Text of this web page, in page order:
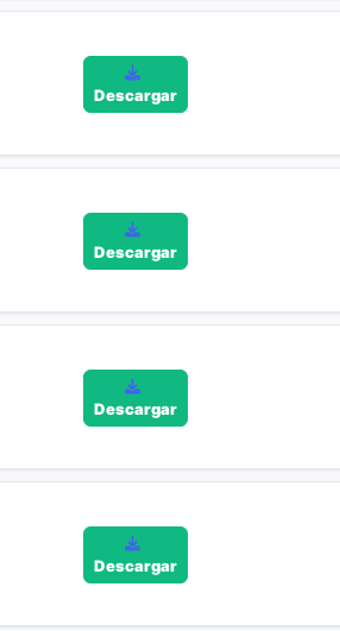
Descargar
Descargar
Descargar
Descargar